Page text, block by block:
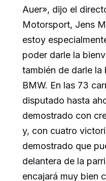
Auer», dijo el
Motorsport, Jens
estoy
poder darle la
también de darle la
BMW. En las 73
disputado hasta
demostrado con
y, con cuatro
demostrado que
delantera de la
encajará muy bien